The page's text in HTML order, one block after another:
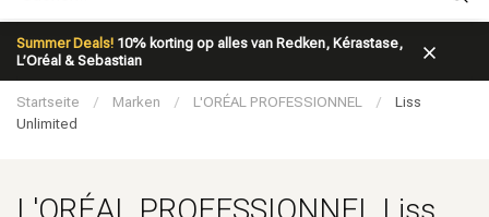
Summer Deals! 10% korting op alles van Redken, Kérastase,
L’Oréal & Sebastian
Marken Haarpflege
Startseite / Marken / L'ORÉAL PROFESSIONNEL /
Liss
Unlimited